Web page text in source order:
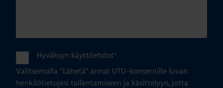
Hyväksyn käyttöehdot*
Valitsemalla "Lähetä" annat UTU-konsernille luvan
henkilötietojesi tallentamiseen ja käsittelyyn, jotta